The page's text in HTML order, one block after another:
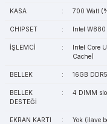
KASA : 700 Watt
CHIPSET : Intel W880
İŞLEMCİ :
Intel Core
Cache)
BELLEK : 16GB
BELLEK
DESTEĞİ
: 4 DIMM
EKRAN KARTI : Yok (ilave